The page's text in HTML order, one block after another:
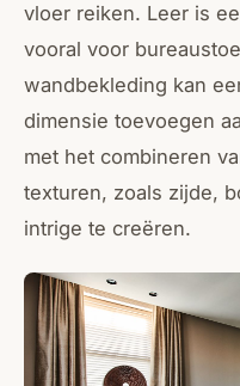
vloer reiken. Leer is
vooral voor
wandbekleding kan
dimensie toevoegen
met het combineren
texturen, zoals zijde,
intrige te creëren.